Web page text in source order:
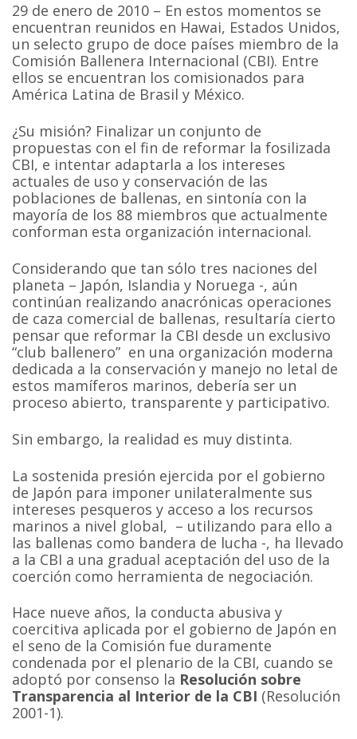
29 de enero de 2010 – En estos momentos se
encuentran reunidos en Hawai, Estados Unidos,
un selecto grupo de doce países miembro de la
Comisión Ballenera Internacional (CBI). Entre
ellos se encuentran los comisionados para
América Latina de Brasil y México.
¿Su misión? Finalizar un conjunto de
propuestas con el fin de reformar la fosilizada
CBI, e intentar adaptarla a los intereses
actuales de uso y conservación de las
poblaciones de ballenas, en sintonía con la
mayoría de los 88 miembros que actualmente
conforman esta organización internacional.
Considerando que tan sólo tres naciones del
planeta – Japón, Islandia y Noruega -, aún
continúan realizando anacrónicas operaciones
de caza comercial de ballenas, resultaría cierto
pensar que reformar la CBI desde un exclusivo
“club ballenero” en una organización moderna
dedicada a la conservación y manejo no letal de
estos mamíferos marinos, debería ser un
proceso abierto, transparente y participativo.
Sin embargo, la realidad es muy distinta.
La sostenida presión ejercida por el gobierno
de Japón para imponer unilateralmente sus
intereses pesqueros y acceso a los recursos
marinos a nivel global, – utilizando para ello a
las ballenas como bandera de lucha -, ha llevado
a la CBI a una gradual aceptación del uso de la
coerción como herramienta de negociación.
Hace nueve años, la conducta abusiva y
coercitiva aplicada por el gobierno de Japón en
el seno de la Comisión fue duramente
condenada por el plenario de la CBI, cuando se
adoptó por consenso la Resolución sobre
Transparencia al Interior de la CBI (Resolución
2001-1).